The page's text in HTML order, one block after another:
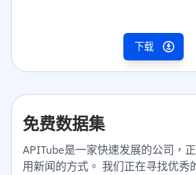
下载
免费数据集
APITube是一家快速发展的公司，
用新闻的方式。 我们正在寻找优秀